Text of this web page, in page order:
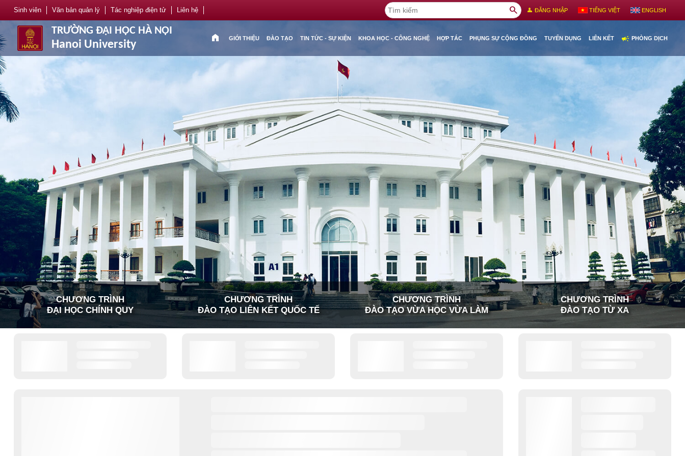
Sinh viên Văn bản quản lý Tác nghiệp điện tử Liên hệ search person ĐĂNG NHẬP TIẾNG VIỆT ENGLISH
TRƯỜNG ĐẠI HỌC HÀ NỘI
Hanoi University
home GIỚI THIỆU ĐÀO TẠO TIN TỨC - SỰ KIỆN KHOA HỌC - CÔNG NGHỆ HỢP TÁC PHỤNG SỰ CỘNG ĐỒNG TUYỂN DỤNG LIÊN KẾT campaign PHÒNG DỊCH
CHƯƠNG TRÌNH
ĐẠI HỌC CHÍNH QUY
CHƯƠNG TRÌNH
ĐÀO TẠO LIÊN KẾT QUỐC TẾ
CHƯƠNG TRÌNH
ĐÀO TẠO VỪA HỌC VỪA LÀM
CHƯƠNG TRÌNH
ĐÀO TẠO TỪ XA